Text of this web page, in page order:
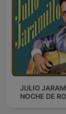
JULIO
NOCHE DE